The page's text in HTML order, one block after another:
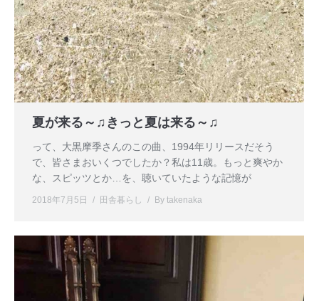
夏が来る～♫きっと夏は来る～♫
って、大黒摩季さんのこの曲、1994年リリースだそう
で、皆さまおいくつでしたか？私は11歳。もっと爽やか
な、スピッツとか…を、聴いていたような記憶が
2018年7月5日 田舎暮らし By takenaka